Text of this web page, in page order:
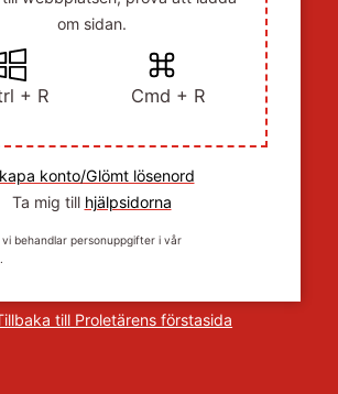
om sidan.
+ R Cmd + R
konto/Glömt lösenord
Ta mig till hjälpsidorna
behandlar personuppgifter i vår
.
till Proletärens förstasida